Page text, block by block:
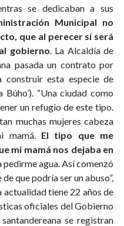
se dedicaban a sus
Municipal no
que al perecer sí será
gobierno. La Alcaldía de
pasada un contrato por
construir esta especie de
“Una ciudad como
un refugio de este tipo.
muchas mujeres cabeza
mamá. El tipo que me
mi mamá nos dejaba en
pedirme agua. Así comenzó
que podría ser un abuso”,
actualidad tiene 22 años de
oficiales del Gobierno
se registran